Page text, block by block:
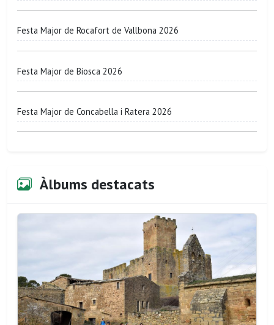
Festa Major de Rocafort de Vallbona 2026
Festa Major de Biosca 2026
Festa Major de Concabella i Ratera 2026
Àlbums destacats